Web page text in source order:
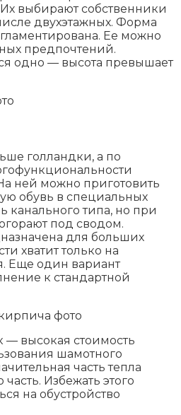
выбирают собственники
двухэтажных. Форма
Ее можно
предпочтений.
одно — высота превышает
голландки, а по
ней можно приготовить
обувь в специальных
типа, но при
под сводом.
для больших
хватит только на
Еще один вариант
к стандартной
— высокая стоимость
шамотного
часть тепла
Избежать этого
на обустройство